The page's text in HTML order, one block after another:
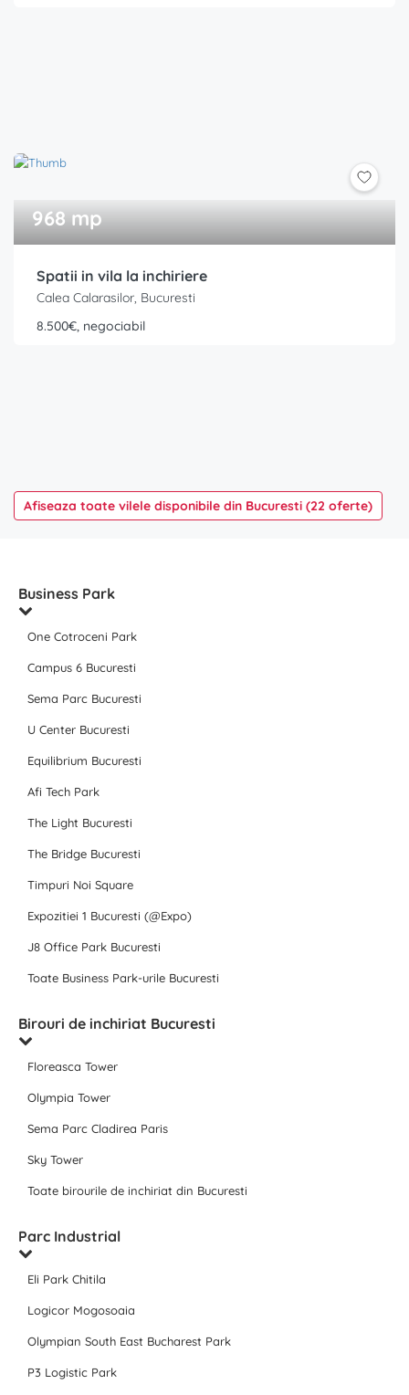
968 mp
Spatii in vila la inchiriere
Calea Calarasilor, Bucuresti
8.500€, negociabil
Afiseaza toate vilele disponibile din Bucuresti (22 oferte)
Business Park
One Cotroceni Park
Campus 6 Bucuresti
Sema Parc Bucuresti
U Center Bucuresti
Equilibrium Bucuresti
Afi Tech Park
The Light Bucuresti
The Bridge Bucuresti
Timpuri Noi Square
Expozitiei 1 Bucuresti (@Expo)
J8 Office Park Bucuresti
Toate Business Park-urile Bucuresti
Birouri de inchiriat Bucuresti
Floreasca Tower
Olympia Tower
Sema Parc Cladirea Paris
Sky Tower
Toate birourile de inchiriat din Bucuresti
Parc Industrial
Eli Park Chitila
Logicor Mogosoaia
Olympian South East Bucharest Park
P3 Logistic Park